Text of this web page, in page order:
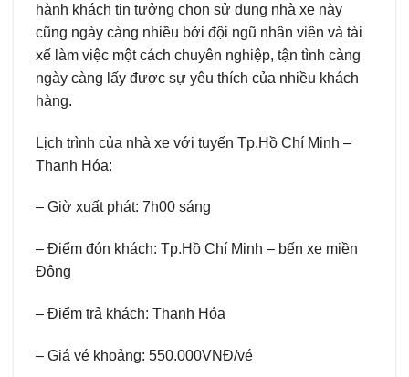
hành khách tin tưởng chọn sử dụng nhà xe này
cũng ngày càng nhiều bởi đội ngũ nhân viên và tài
xế làm việc một cách chuyên nghiệp, tận tình càng
ngày càng lấy được sự yêu thích của nhiều khách
hàng.
Lịch trình của nhà xe với tuyến Tp.Hồ Chí Minh –
Thanh Hóa:
– Giờ xuất phát: 7h00 sáng
– Điểm đón khách: Tp.Hồ Chí Minh – bến xe miền
Đông
– Điểm trả khách: Thanh Hóa
– Giá vé khoảng: 550.000VNĐ/vé